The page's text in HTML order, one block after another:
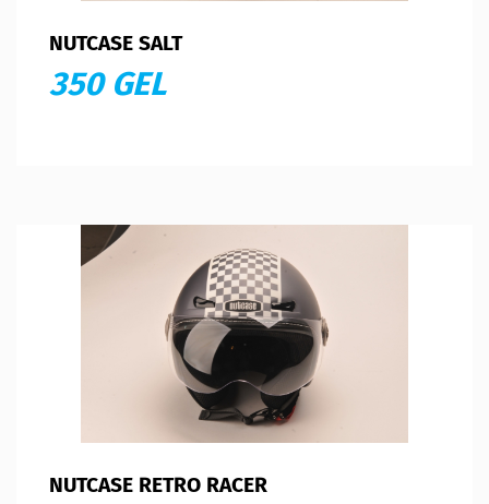
NUTCASE SALT
350 GEL
NUTCASE RETRO RACER